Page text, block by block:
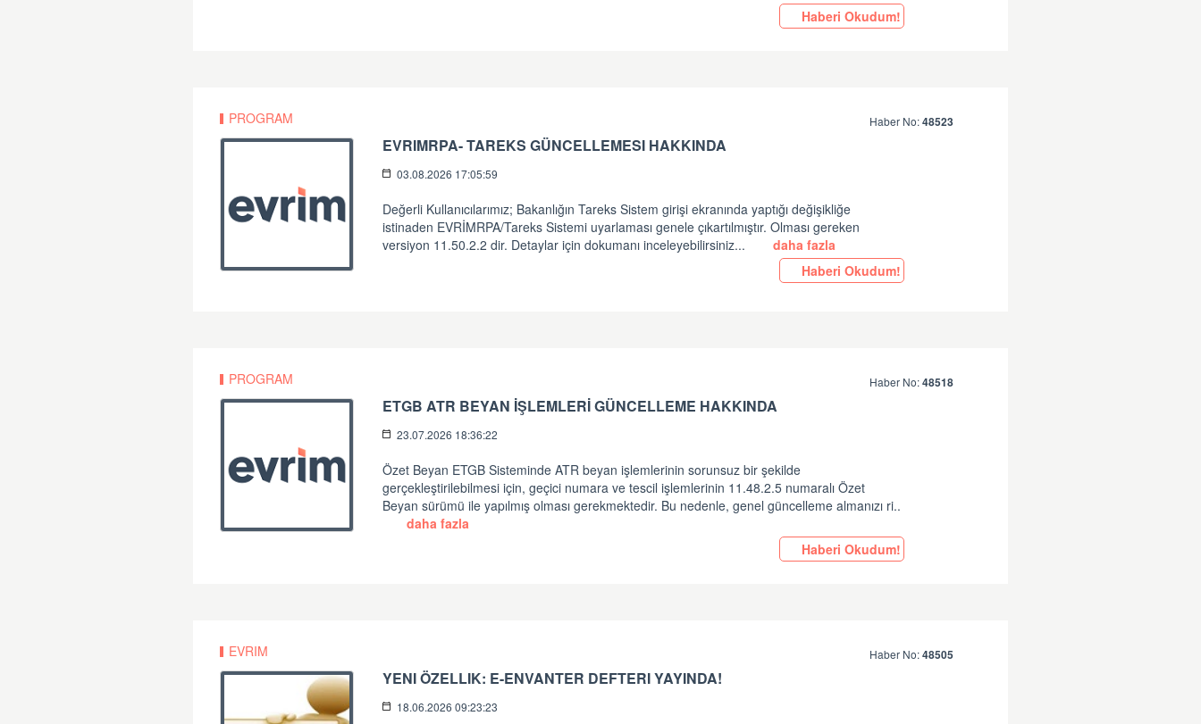
Haberi Okudum!
PROGRAM Haber No:48523
EVRIMRPA- TAREKS GÜNCELLEMESI HAKKINDA
03.08.2026 17:05:59
Değerli Kullanıcılarımız; Bakanlığın Tareks Sistem girişi ekranında yaptığı değişikliğe
istinaden EVRİMRPA/Tareks Sistemi uyarlaması genele çıkartılmıştır. Olması gereken
versiyon 11.50.2.2 dir. Detaylar için dokumanı inceleyebilirsiniz...
daha fazla
Haberi Okudum!
PROGRAM Haber No:48518
ETGB ATR BEYAN İŞLEMLERİ GÜNCELLEME HAKKINDA
23.07.2026 18:36:22
Özet Beyan ETGB Sisteminde ATR beyan işlemlerinin sorunsuz bir şekilde
gerçekleştirilebilmesi için, geçici numara ve tescil işlemlerinin 11.48.2.5 numaralı Özet
Beyan sürümü ile yapılmış olması gerekmektedir. Bu nedenle, genel güncelleme almanızı ri..
daha fazla
Haberi Okudum!
EVRIM Haber No:48505
YENI ÖZELLIK: E-ENVANTER DEFTERI YAYINDA!
18.06.2026 09:23:23